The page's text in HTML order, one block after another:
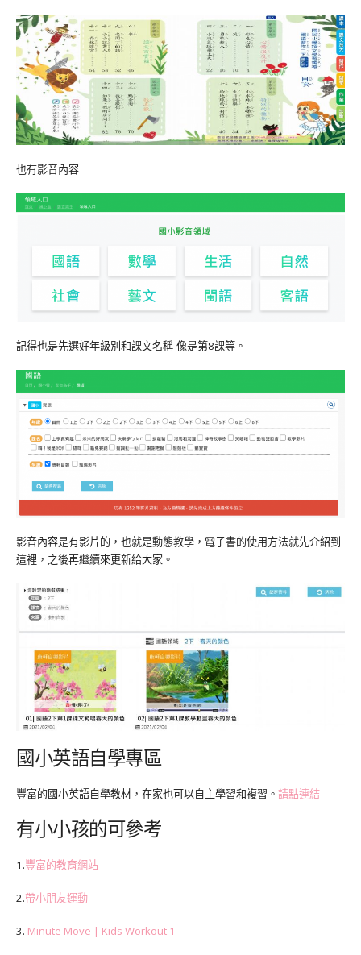
也有影音內容
記得也是先選好年級別和課文名稱-像是第8課等。
影音內容是有影片的，也就是動態教學，電子書的使用方法就先介紹到
這裡，之後再繼續來更新給大家。
國小英語自學專區
豐富的國小英語自學教材，在家也可以自主學習和複習。 請點連結
有小小孩的可參考
1.豐富的教育網站
2.帶小朋友運動
3. Minute Move | Kids Workout 1